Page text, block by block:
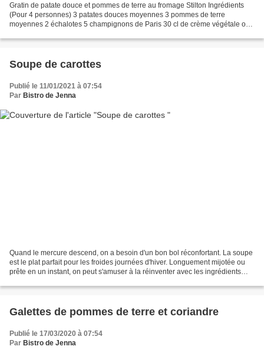
Gratin de patate douce et pommes de terre au fromage Stilton Ingrédients
(Pour 4 personnes) 3 patates douces moyennes 3 pommes de terre
moyennes 2 échalotes 5 champignons de Paris 30 cl de crème végétale ou
Soupe de carottes
Publié le 11/01/2021 à 07:54
Par Bistro de Jenna
Quand le mercure descend, on a besoin d'un bon bol réconfortant. La soupe
est le plat parfait pour les froides journées d'hiver. Longuement mijotée ou
prête en un instant, on peut s'amuser à la réinventer avec les ingrédients
Galettes de pommes de terre et coriandre
Publié le 17/03/2020 à 07:54
Par Bistro de Jenna